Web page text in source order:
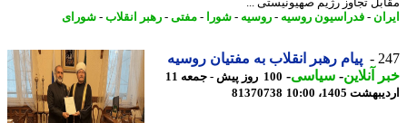
- فدراسیون روسیه-روسیه-شورا-مفتی-رهبر انقلاب-شورای
پیام رهبر انقلاب به مفتیان روسیه
آنلاین-سیاسی-
100 روز پیش - جمعه 11
1405، 10:00
81370738